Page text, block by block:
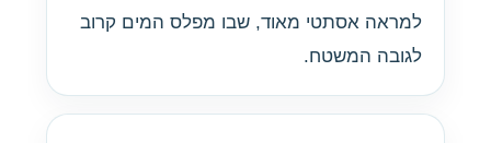
למראה אסתטי מאוד, שבו מפלס המים קרוב
לגובה המשטח.